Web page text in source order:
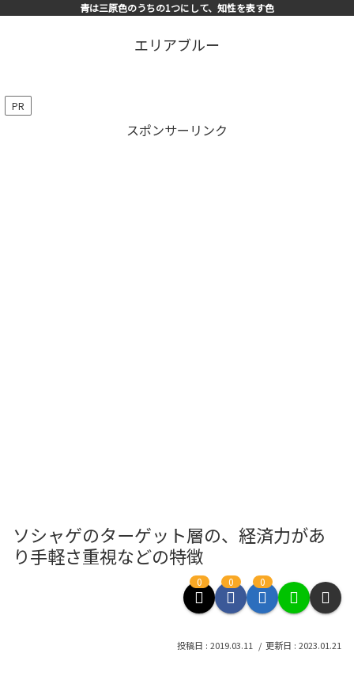
青は三原色のうちの1つにして、知性を表す色
エリアブルー
PR
スポンサーリンク
ソシャゲのターゲット層の、経済力があ
り手軽さ重視などの特徴
0 0 0
2019.03.11 2023.01.21